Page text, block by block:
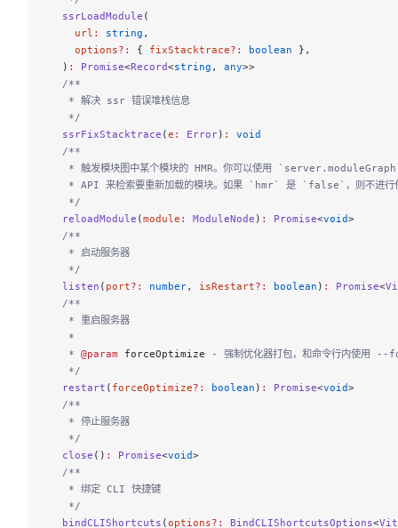
  ssrLoadModule
(
    url
: string ,
    options
?: { fixStacktrace?: boolean },
  )
: Promise<Record<string , any>>
  /**
   * 解决 ssr 错误堆栈信息
   */
  ssrFixStacktrace
(e : Error) :
void
  /**
* 触发模块图中某个模块的 HMR。你可以使用
* API 来检索要重新加载的模块。如果 `hmr` 是 `false`，则不进行
   */
  reloadModule
(module : ModuleNode ) : Promise<void>
  /**
   * 启动服务器
   */
  listen
( port?: number, isRestart?: boolean ) : Promise<
  /**
   * 重启服务器
   *
   *
@param forceOptimize - 强制优化器打包，和命令行内使用
   */
  restart
( forceOptimize?: boolean ) : Promise<void>
  /**
   * 停止服务器
   */
  close
() : Promise<void>
  /**
   * 绑定 CLI 快捷键
   */
  bindCLIShortcuts
(options?: BindCLIShortcutsOptions<